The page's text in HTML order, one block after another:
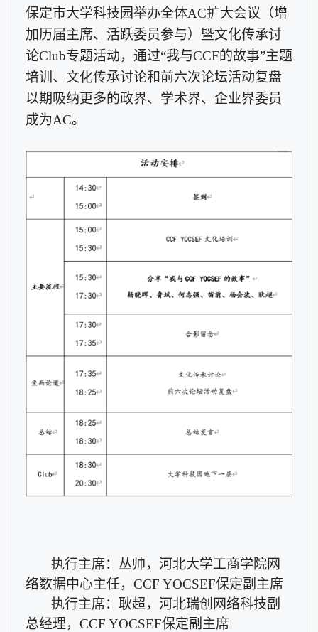
保定市大学科技园举办全体AC扩大会议（增
加历届主席、活跃委员参与）暨文化传承讨
论Club专题活动，通过“我与CCF的故事”主题
培训 、 文化传承讨论和前六次论坛活动复盘
以期吸纳更多的政界、学术界、企业界委员
成为AC。
执行主席：丛帅，河北大学工商学院网
络数据中心主任， CCF YOCSEF保定副主席
执行主席：耿超，河北瑞创网络科技副
总经理， CCF YOCSEF保定副主席